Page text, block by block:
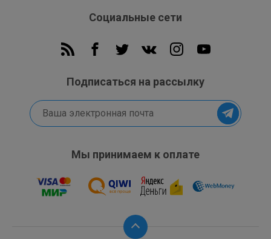
Социальные сети
Подписаться на рассылку
Мы принимаем к оплате